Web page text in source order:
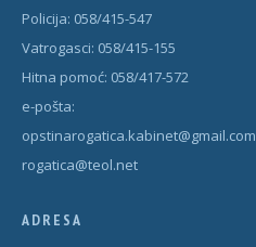
Policija: 058/415-547
Vatrogasci: 058/415-155
Hitna pomoć: 058/417-572
e-pošta:
opstinarogatica.kabinet@gmail.com
rogatica@teol.net
ADRESA